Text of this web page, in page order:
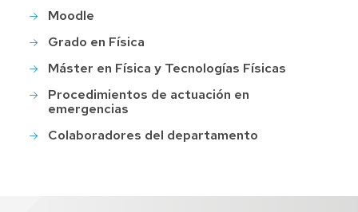
Moodle
Grado en Física
Máster en Física y Tecnologías Físicas
Procedimientos de actuación en
emergencias
Colaboradores del departamento